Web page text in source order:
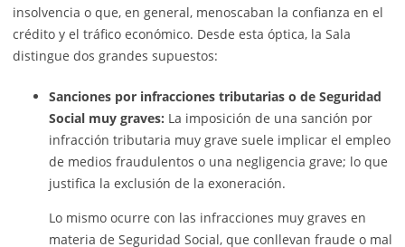
insolvencia o que, en general, menoscaban la confianza en el
crédito y el tráfico económico. Desde esta óptica, la Sala
distingue dos grandes supuestos:
Sanciones por infracciones tributarias o de Seguridad
Social muy graves: La imposición de una sanción por
infracción tributaria muy grave suele implicar el empleo
de medios fraudulentos o una negligencia grave; lo que
justifica la exclusión de la exoneración.
Lo mismo ocurre con las infracciones muy graves en
materia de Seguridad Social, que conllevan fraude o mal